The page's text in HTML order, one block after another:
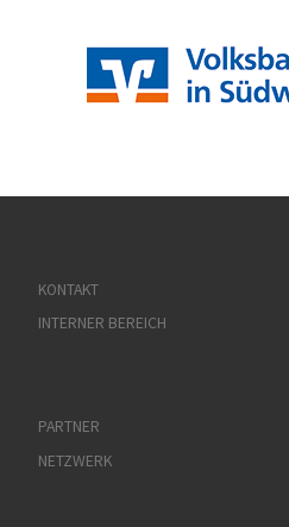
KONTAKT
INTERNER BEREICH
PARTNER
NETZWERK